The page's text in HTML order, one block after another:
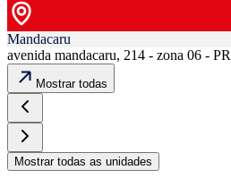
Mandacaru
avenida mandacaru, 214 - zona 06 - PR
Mostrar todas
Mostrar todas as unidades